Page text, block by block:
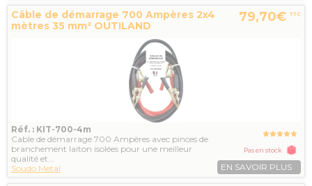
Câble de démarrage 700 Ampères 2x4
mètres 35 mm² OUTILAND
79,70€ TTC
Réf. : KIT-700-4m
Cable de démarrage 700 Ampères avec pinces de
branchement laiton isolées pour une meilleur
qualité et...
Soudo Metal
Pas en stock
EN SAVOIR PLUS